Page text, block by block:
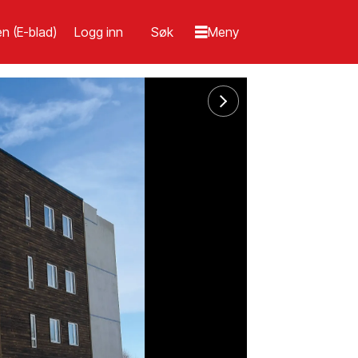
(E-blad) Logg inn